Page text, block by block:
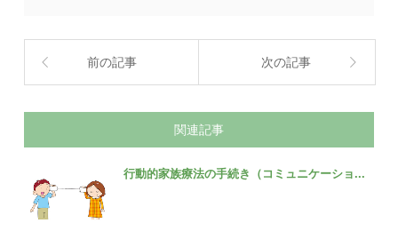
前の記事 次の記事
関連記事
行動的家族療法の手続き（コミュニケーショ...